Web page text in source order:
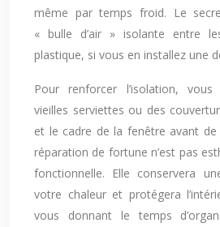
même par temps froid. Le
« bulle d’air » isolante entre
plastique, si vous en installez une
Pour renforcer l’isolation,
vieilles serviettes ou des
et le cadre de la fenêtre avant
réparation de fortune n’est pas
fonctionnelle. Elle conservera
votre chaleur et protégera
vous donnant le temps